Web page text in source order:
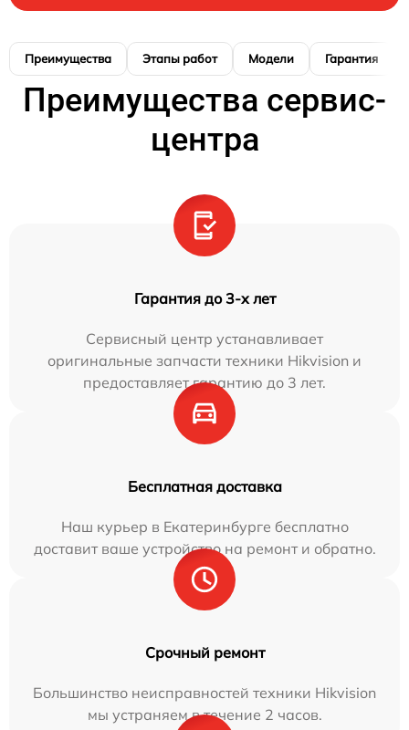
Преимущества Этапы работ Модели Гарантия
Преимущества сервис-
центра
Гарантия до 3-х лет
Сервисный центр устанавливает
оригинальные запчасти техники Hikvision и
предоставляет гарантию до 3 лет.
Бесплатная доставка
Наш курьер в Екатеринбурге бесплатно
доставит ваше устройство на ремонт и обратно.
Срочный ремонт
Большинство неисправностей техники Hikvision
мы устраняем в течение 2 часов.